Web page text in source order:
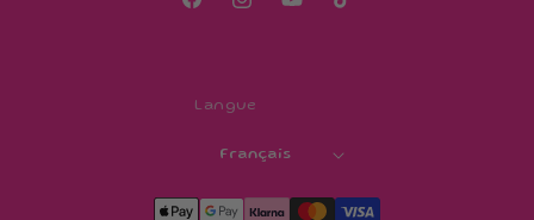
FacebookInstagramYouTubeTikTok
Langue
Français
Moyens